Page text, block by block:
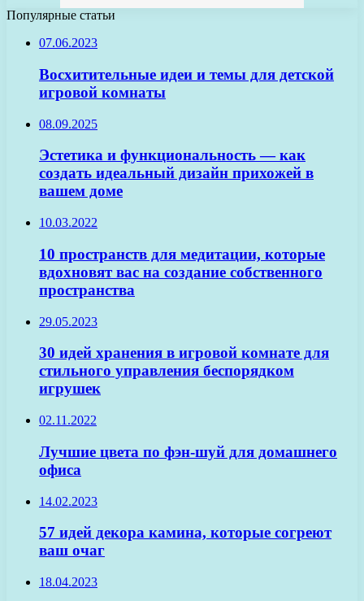
Популярные статьи
07.06.2023
Восхитительные идеи и темы для детской
игровой комнаты
08.09.2025
Эстетика и функциональность — как
создать идеальный дизайн прихожей в
вашем доме
10.03.2022
10 пространств для медитации, которые
вдохновят вас на создание собственного
пространства
29.05.2023
30 идей хранения в игровой комнате для
стильного управления беспорядком
игрушек
02.11.2022
Лучшие цвета по фэн-шуй для домашнего
офиса
14.02.2023
57 идей декора камина, которые согреют
ваш очаг
18.04.2023